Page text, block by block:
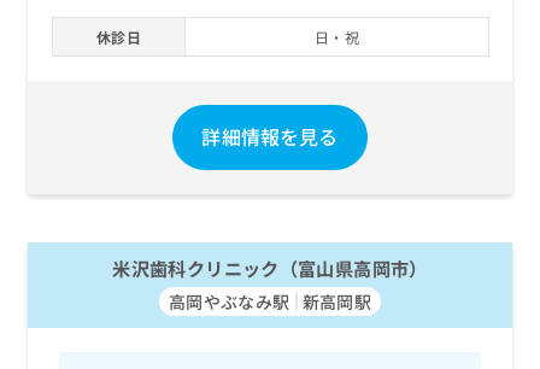
休診日 日・祝
詳細情報を見る
米沢歯科クリニック（富山県高岡市）
高岡やぶなみ駅 新高岡駅